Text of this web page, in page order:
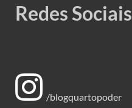
Redes Sociais
/blogquartopoder